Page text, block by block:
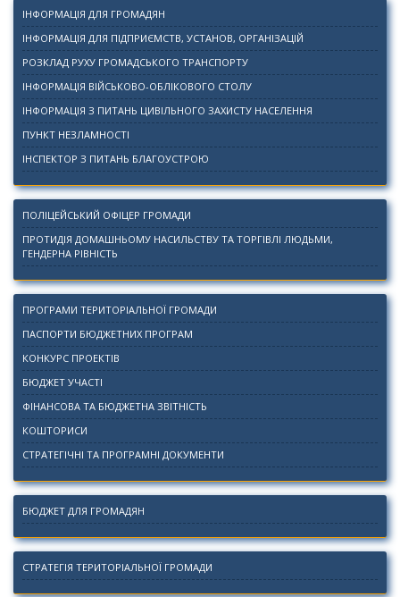
ІНФОРМАЦІЯ ДЛЯ ГРОМАДЯН
ІНФОРМАЦІЯ ДЛЯ ПІДПРИЄМСТВ, УСТАНОВ, ОРГАНІЗАЦІЙ
РОЗКЛАД РУХУ ГРОМАДСЬКОГО ТРАНСПОРТУ
ІНФОРМАЦІЯ ВІЙСЬКОВО-ОБЛІКОВОГО СТОЛУ
ІНФОРМАЦІЯ З ПИТАНЬ ЦИВІЛЬНОГО ЗАХИСТУ НАСЕЛЕННЯ
ПУНКТ НЕЗЛАМНОСТІ
ІНСПЕКТОР З ПИТАНЬ БЛАГОУСТРОЮ
ПОЛІЦЕЙСЬКИЙ ОФІЦЕР ГРОМАДИ
ПРОТИДІЯ ДОМАШНЬОМУ НАСИЛЬСТВУ ТА ТОРГІВЛІ ЛЮДЬМИ,
ГЕНДЕРНА РІВНІСТЬ
ПРОГРАМИ ТЕРИТОРІАЛЬНОЇ ГРОМАДИ
ПАСПОРТИ БЮДЖЕТНИХ ПРОГРАМ
КОНКУРС ПРОЕКТІВ
БЮДЖЕТ УЧАСТІ
ФІНАНСОВА ТА БЮДЖЕТНА ЗВІТНІСТЬ
КОШТОРИСИ
СТРАТЕГІЧНІ ТА ПРОГРАМНІ ДОКУМЕНТИ
БЮДЖЕТ ДЛЯ ГРОМАДЯН
СТРАТЕГІЯ ТЕРИТОРІАЛЬНОЇ ГРОМАДИ